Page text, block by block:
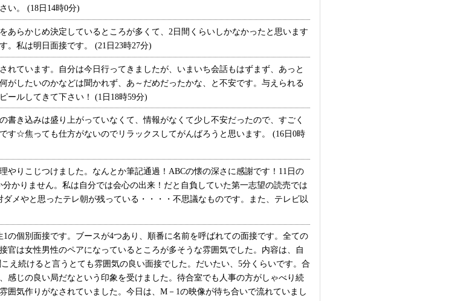
い。 (18日14時0分)
らかじめ決定しているところが多くて、2日間くらいしかなかったと思います
。私は明日面接です。 (21日23時27分)
ています。自分は今日行ってきましたが、いまいち会話もはずまず、あっと
がしたいのかなどは聞かれず、あ～だめだったかな、と不安です。与えられる
ールしてきて下さい！ (1日18時59分)
き込みは盛り上がっていなくて、情報がなくて少し不安だったので、すごく
す☆焦っても仕方がないのでリラックスしてがんばろうと思います。 (16日0時
りこじつけました。なんとか筆記通過！ABCの懐の深さに感謝です！11日の
かりません。私は自分では会心の出来！だと自負していた第一志望の読売では
メやと思ったテレ朝が残っている・・・・不思議なものです。また、テレビ以
の個別面接です。ブースが4つあり、順番に名前を呼ばれての面接です。全ての
官は女性男性のペアになっているところが多そうな雰囲気でした。内容は、自
え続けると言うとても雰囲気の良い面接でした。だいたい、5分くらいです。合
感じの良い局だなという印象を受けました。待合室でも人事の方がしゃべり続
囲気作りがなされていました。今日は、M－1の映像が待ち合いで流れていまし